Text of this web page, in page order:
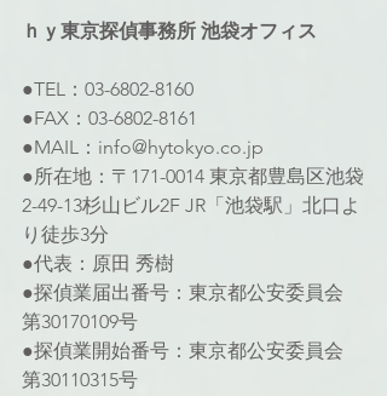
ｈｙ東京探偵事務所 池袋オフィス
●TEL：03-6802-8160
●FAX：03-6802-8161
●MAIL：info@hytokyo.co.jp
●所在地：〒171-0014 東京都豊島区池袋
2-49-13杉山ビル2F JR「池袋駅」北口よ
り徒歩3分
●代表：原田 秀樹
●探偵業届出番号：東京都公安委員会
第30170109号
●探偵業開始番号：東京都公安委員会
第30110315号